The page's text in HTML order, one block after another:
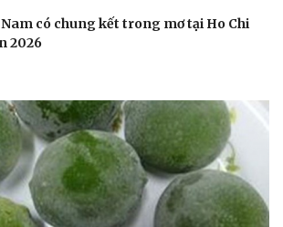
có chung kết trong mơ tại Ho Chi
2026